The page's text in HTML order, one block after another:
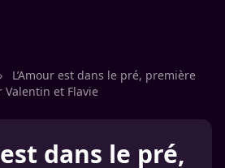
›
L’Amour est dans le pré, première
et Flavie
dans le pré,